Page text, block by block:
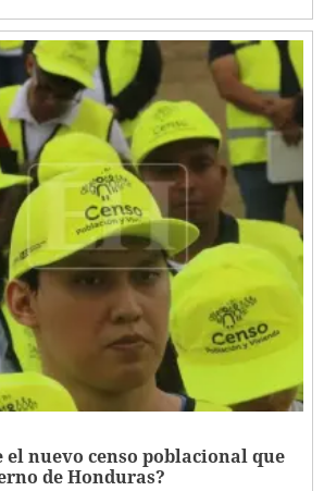
el nuevo censo poblacional que
de Honduras?